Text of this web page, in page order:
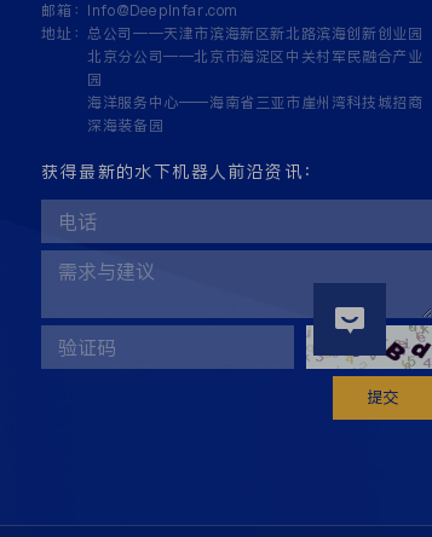
邮箱： Info@Deepinfar.com
地址： 总公司——天津市滨海新区新北路滨海创新创业园
北京分公司——北京市海淀区中关村军民融合产业
园
海洋服务中心——海南省三亚市崖州湾科技城招商
深海装备园
获得最新的水下机器人前沿资讯：
提交